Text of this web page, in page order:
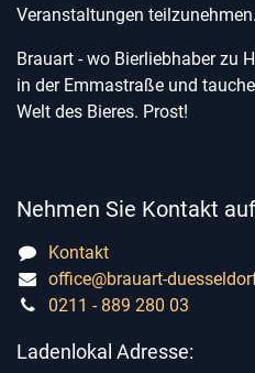
Veranstaltungen teilzunehmen.
Brauart - wo Bierliebhaber zu
in der Emmastraße und
Welt des Bieres. Prost!
Nehmen Sie Kontakt
Kontakt
office@brauart-
0211 - 889 280 03
Ladenlokal Adresse: